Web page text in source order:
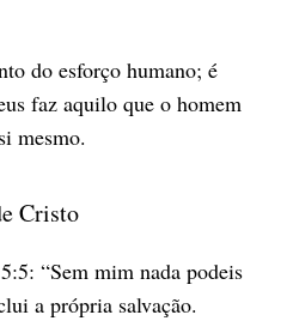
do esforço humano; é
faz aquilo que o homem
mesmo.
Cristo
“Sem mim nada podeis
a própria salvação.